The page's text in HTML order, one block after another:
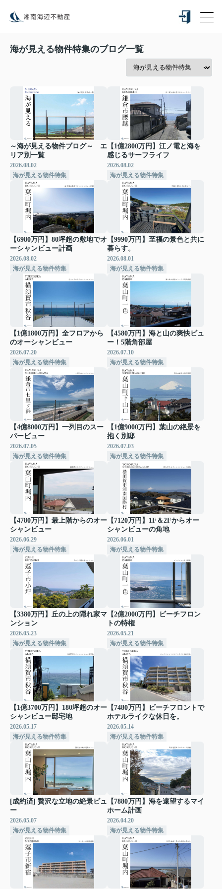
海が見える物件特集のブログ一覧
～海が見える物件ブログ～ エ
リア別一覧
2026.08.02
海が見える物件特集
【1億2800万円】江ノ電と海を
感じるサーフライフ
2026.08.02
海が見える物件特集
【6980万円】80坪超の敷地でオ
ーシャンビュー計画
2026.08.02
海が見える物件特集
【9990万円】至福の景色と共に
暮らす。
2026.08.01
海が見える物件特集
【1億1800万円】全フロアから
のオーシャンビュー
2026.07.20
海が見える物件特集
【4580万円】海と山の爽快ビュ
ー！5階角部屋
2026.07.10
海が見える物件特集
【4億8000万円】一列目のスー
パービュー
2026.07.05
海が見える物件特集
【1億9000万円】葉山の絶景を
抱く別邸
2026.07.03
海が見える物件特集
【4780万円】最上階からのオー
シャンビュー
2026.06.29
海が見える物件特集
【7120万円】1F＆2Fからオー
シャンビューの角地
2026.06.01
海が見える物件特集
【3380万円】丘の上の隠れ家マ
ンション
2026.05.23
海が見える物件特集
【2億2000万円】ビーチフロン
トの特権
2026.05.21
海が見える物件特集
【1億3700万円】180坪超のオー
シャンビュー邸宅地
2026.05.17
海が見える物件特集
【7480万円】ビーチフロントで
ホテルライクな休日を。
2026.05.14
海が見える物件特集
[成約済] 贅沢な立地の絶景ビュ
ー
2026.05.07
海が見える物件特集
【7880万円】海を遠望するマイ
ホーム計画
2026.04.20
海が見える物件特集